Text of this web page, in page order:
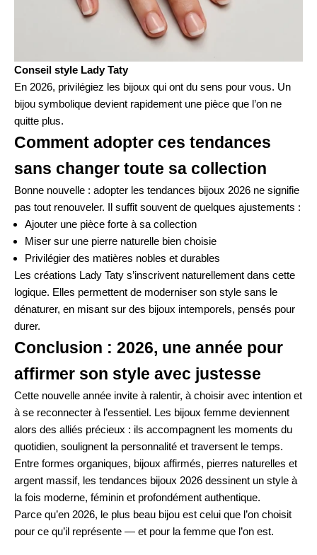
Conseil style Lady Taty
En 2026, privilégiez les bijoux qui ont du sens pour vous. Un
bijou symbolique devient rapidement une pièce que l’on ne
quitte plus.
Comment adopter ces tendances
sans changer toute sa collection
Bonne nouvelle : adopter les tendances bijoux 2026 ne signifie
pas tout renouveler. Il suffit souvent de quelques ajustements :
Ajouter une pièce forte à sa collection
Miser sur une pierre naturelle bien choisie
Privilégier des matières nobles et durables
Les créations Lady Taty s’inscrivent naturellement dans cette
logique. Elles permettent de moderniser son style sans le
dénaturer, en misant sur des bijoux intemporels, pensés pour
durer.
Conclusion : 2026, une année pour
affirmer son style avec justesse
Cette nouvelle année invite à ralentir, à choisir avec intention et
à se reconnecter à l’essentiel. Les bijoux femme deviennent
alors des alliés précieux : ils accompagnent les moments du
quotidien, soulignent la personnalité et traversent le temps.
Entre formes organiques, bijoux affirmés, pierres naturelles et
argent massif, les tendances bijoux 2026 dessinent un style à
la fois moderne, féminin et profondément authentique.
Parce qu’en 2026, le plus beau bijou est celui que l’on choisit
pour ce qu’il représente — et pour la femme que l’on est.